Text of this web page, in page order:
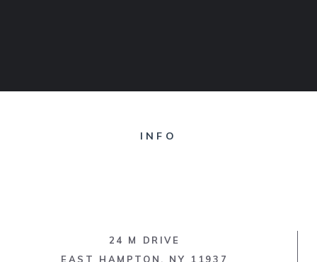
INFO
24 M DRIVE
EAST HAMPTON, NY 11937